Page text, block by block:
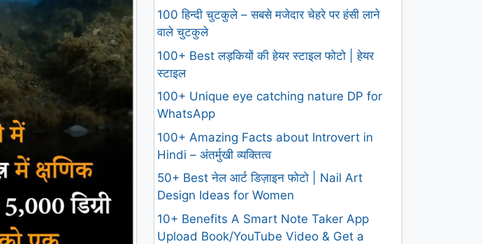
100 हिन्दी चुटकुले – सबसे मजेदार चेहरे पर हंसी लाने
वाले चुटकुले
100+ Best लड़कियों की हेयर स्टाइल फोटो | हेयर
स्टाइल
100+ Unique eye catching nature DP for
WhatsApp
100+ Amazing Facts about Introvert in
Hindi – अंतर्मुखी व्यक्तित्व
50+ Best नेल आर्ट डिज़ाइन फोटो | Nail Art
Design Ideas for Women
10+ Benefits A Smart Note Taker App
Upload Book/YouTube Video & Get a